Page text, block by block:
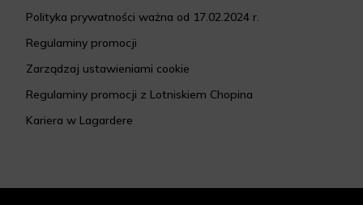
Polityka prywatności ważna od 17.02.2024 r.
Regulaminy promocji
Zarządzaj ustawieniami cookie
Regulaminy promocji z Lotniskiem Chopina
Kariera w Lagardere